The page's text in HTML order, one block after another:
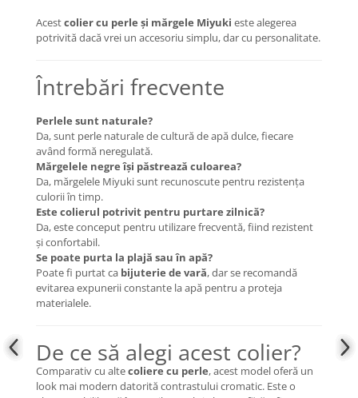
Acestcolier cu perle și mărgele Miyuki este alegerea
potrivită dacă vrei un accesoriu simplu, dar cu personalitate.
Întrebări frecvente
Perlele sunt naturale?
Da, sunt perle naturale de cultură de apă dulce, fiecare
având formă neregulată.
Mărgelele negre își păstrează culoarea?
Da, mărgelele Miyuki sunt recunoscute pentru rezistența
culorii în timp.
Este colierul potrivit pentru purtare zilnică?
Da, este conceput pentru utilizare frecventă, fiind rezistent
și confortabil.
Se poate purta la plajă sau în apă?
Poate fi purtat ca bijuterie de vară, dar se recomandă
evitarea expunerii constante la apă pentru a proteja
materialele.
De ce să alegi acest colier?
Comparativ cu altecoliere cu perle, acest model oferă un
look mai modern datorită contrastului cromatic. Este o